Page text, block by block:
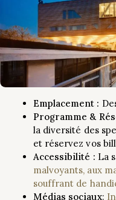
Emplacement :
Programme &
la diversité des
et réservez vos
Accessibilité : La
malvoyants, aux
souffrant de
Médias sociaux: